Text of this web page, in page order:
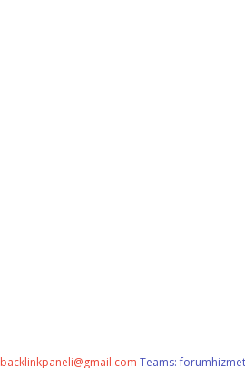
backlinkpaneli@gmail.com Teams: